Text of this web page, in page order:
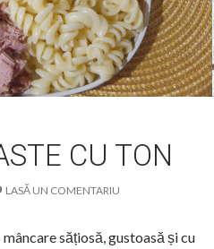
CU TON
LASĂ UN COMENTARIU
sățiosă, gustoasă și cu